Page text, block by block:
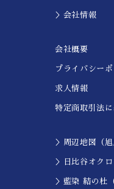
＞会社情報
会社概要
プライバシー
求人情報
特定商取引法
＞周辺地図（旭
＞日比谷オクロ
＞藍染 結の杜